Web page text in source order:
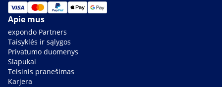
Apie mus
expondo Partners
Taisyklės ir sąlygos
Privatumo duomenys
Slapukai
Teisinis pranešimas
Karjera